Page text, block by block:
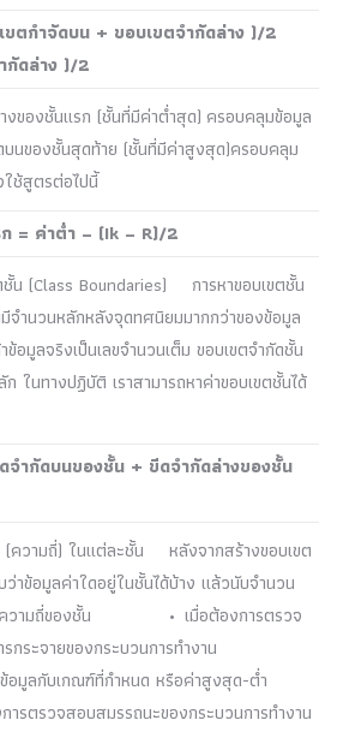
ขตกำจัดบน + ขอบเขตจำกัดล่าง )/2
กัดล่าง )/2
งของชั้นแรก (ชั้นที่มีค่าต่ำสุด) ครอบคลุมข้อมูล
นของชั้นสุดท้าย (ชั้นที่มีค่าสูงสุด)ครอบคลุม
ช้สูตรต่อไปนี้
= ค่าต่ำ – (Ik – R)/2
ชั้น (Class Boundaries) การหาขอบเขตชั้น
จำนวนหลักหลังจุดทศนิยมมากกว่าของข้อมูล
อมูลจริงเป็นเลขจำนวนเต็ม ขอบเขตจำกัดชั้น
ในทางปฏิบัติ เราสามารถหาค่าขอบเขตชั้นได้
จำกัดบนของชั้น + ขีดจำกัดล่างของชั้น
(ความถี่) ในแต่ละชั้น หลังจากสร้างขอบเขต
าข้อมูลค่าใดอยู่ในชั้นได้บ้าง แล้วนับจำนวน
า ความถี่ของชั้น • เมื่อต้องการตรวจ
ารกระจายของกระบวนการทำงาน
ข้อมูลกับเกณฑ์ที่กำหนด หรือค่าสูงสุด-ต่ำ
สอบสมรรถนะของกระบวนการทำงาน